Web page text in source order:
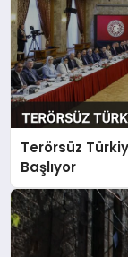
Terörsüz
Başlıyor